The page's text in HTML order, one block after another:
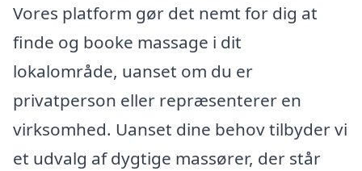
Vores platform gør det nemt for dig at
finde og booke massage i dit
lokalområde, uanset om du er
privatperson eller repræsenterer en
virksomhed. Uanset dine behov tilbyder vi
et udvalg af dygtige massører, der står